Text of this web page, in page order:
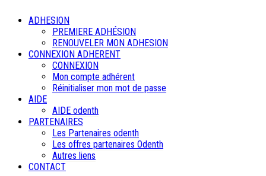
ADHESION
PREMIERE ADHÉSION
RENOUVELER MON ADHESION
CONNEXION ADHERENT
CONNEXION
Mon compte adhérent
Réinitialiser mon mot de passe
AIDE
AIDE odenth
PARTENAIRES
Les Partenaires odenth
Les offres partenaires Odenth
Autres liens
CONTACT